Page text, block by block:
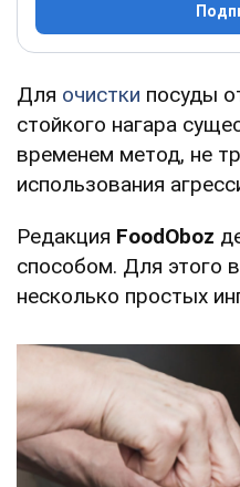
Для очистки посуды
стойкого нагара
временем метод, не
использования
Редакция FoodOboz
способом. Для этого
несколько простых